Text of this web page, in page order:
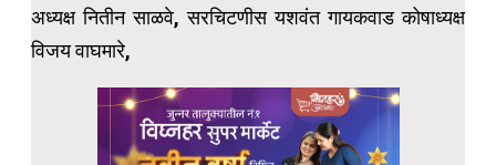
अध्यक्ष नितीन साळवे, सरचिटणीस यशवंत गायकवाड कोषाध्यक्ष
विजय वाघमारे,